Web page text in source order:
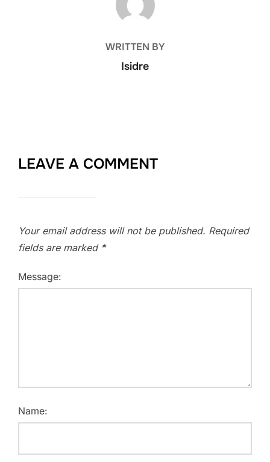
WRITTEN BY
Isidre
LEAVE A COMMENT
Your email address will not be published. Required
fields are marked *
Message:
Name: